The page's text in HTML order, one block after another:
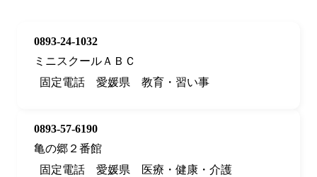
0893-24-1032
ミニスクールＡＢＣ
固定電話
愛媛県 教育・習い事
0893-57-6190
亀の郷２番館
固定電話
愛媛県 医療・健康・介護